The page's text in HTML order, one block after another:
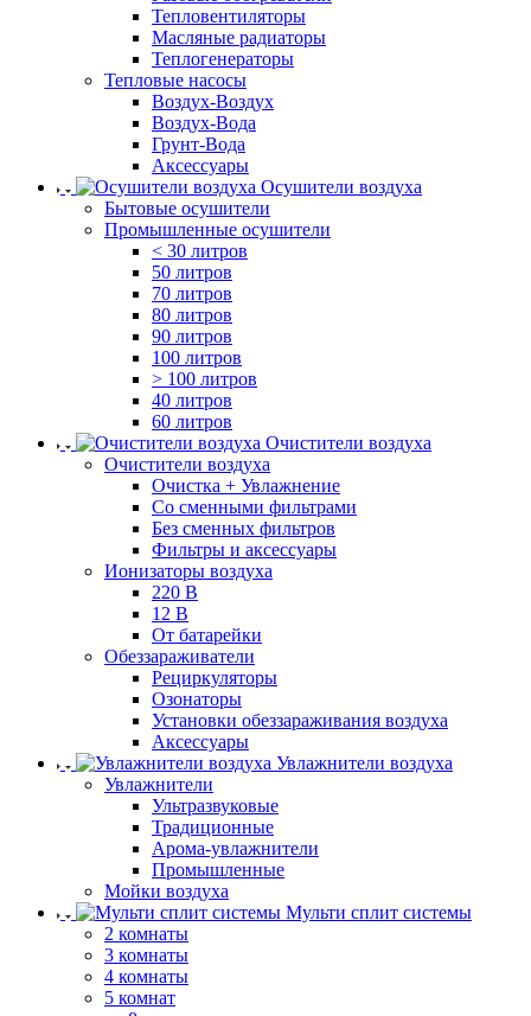
Тепловентиляторы
Масляные радиаторы
Теплогенераторы
Тепловые насосы
Воздух-Воздух
Воздух-Вода
Грунт-Вода
Аксессуары
Осушители воздуха
Бытовые осушители
Промышленные осушители
< 30 литров
50 литров
70 литров
80 литров
90 литров
100 литров
> 100 литров
40 литров
60 литров
Очистители воздуха
Очистители воздуха
Очистка + Увлажнение
Cо сменными фильтрами
Без сменных фильтров
Фильтры и аксессуары
Ионизаторы воздуха
220 В
12 В
От батарейки
Обеззараживатели
Рециркуляторы
Озонаторы
Установки обеззараживания воздуха
Аксессуары
Увлажнители воздуха
Увлажнители
Ультразвуковые
Традиционные
Арома-увлажнители
Промышленные
Мойки воздуха
Мульти сплит системы
2 комнаты
3 комнаты
4 комнаты
5 комнат